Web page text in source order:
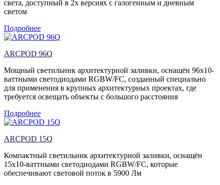
света, доступный в 2х версиях с галогенным и дневным
светом
Подробнее
ARCPOD 96Q
Мощный светильник архитектурной заливки, оснащён 96х10-
ваттными светодиодами RGBW/FC, созданный специально
для применения в крупных архитектурных проектах, где
требуется освещать объекты с большого расстояния
Подробнее
ARCPOD 15Q
Компактный светильник архитектурной заливки, оснащён
15х10-ваттными светодиодами RGBW/FC, которые
обеспечивают световой поток в 5900 Лм